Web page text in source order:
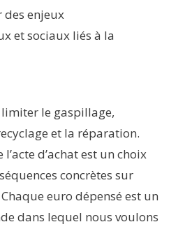
enjeux
et sociaux liés à la
le gaspillage,
et la réparation.
d’achat est un choix
concrètes sur
euro dépensé est un
dans lequel nous voulons